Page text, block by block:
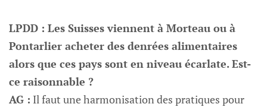
LPDD : Les Suisses viennent à Morteau ou à
Pontarlier acheter des denrées alimentaires
alors que ces pays sont en niveau écarlate. Est-
ce raisonnable ?
AG : Il faut une harmonisation des pratiques pour